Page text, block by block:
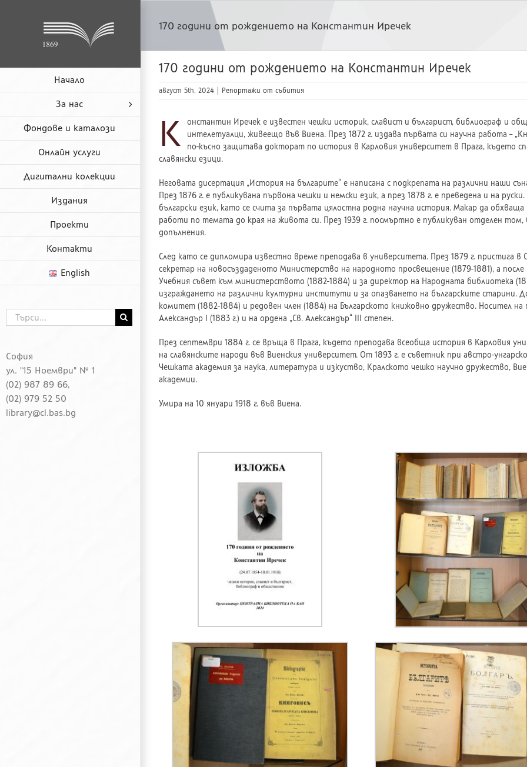
Начало
За нас
Фондове и каталози
Онлайн услуги
Дигитални колекции
Издания
Проекти
Контакти
English
София
ул. "15 Ноември" № 1
(02) 987 89 66,
(02) 979 52 50
library@cl.bas.bg
Търсене
...
170 години от рождението на Константин Иречек
170 години от рождението на Константин Иречек
август 5th, 2024 Репортажи от събития
К
онстантин Иречек е известен чешки историк, славист и българист, библиограф и
интелетуалци, живеещо във Виена. През 1872 г. издава първата си научна работа –
по-късно защитава докторат по история в Карловия университет в Прага, където
славянски езици.
Неговата дисертация „История на българите“ е написана с подкрепата на различни наши
През 1876 г. е публикувана първона чешки и немски език, а през 1878 г. е преведена и на
български език, като се счита за първата цялостна родна научна история. Макар да
работи по темата до края на живота си. През 1939 г. посмъртно е публикуван отделен
допълнения.
След като се дипломира известно време преподава в университета. През 1879 г. пристига
секретар на новосъздаденото Министерство на народното просвещение (1879-1881), а
Учебния съвет към министерството (1882-1884) и за директор на Народната библиотека
изграждането на различни културни институти и за опазването на българските старини.
комитет (1882-1884) и редовен член (1884) на Българското книжовно дружество. Носител на
Александър I (1883 г.) и на ордена „Св. Александър“ III степен.
През септември 1884 г. се връща в Прага, където преподава всеобща история в Карловия
на славянските народи във Виенския университет. От 1893 г. е съветник при австро-
Чешката академия за наука, литература и изкуство, Кралското чешко научно дружество,
академии.
Умира на 10 януари 1918 г. във Виена.